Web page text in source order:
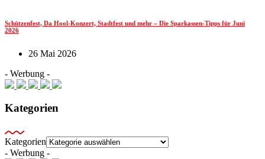
Schützenfest, Da Hool-Konzert, Stadtfest und mehr – Die Sparkassen-Tipps für Juni
2026
26 Mai 2026
- Werbung -
Kategorien
Kategorien
- Werbung -